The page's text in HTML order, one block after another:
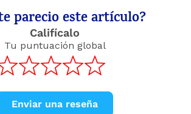
parecio este artículo?
Califícalo
Tu puntuación global
Enviar una reseña